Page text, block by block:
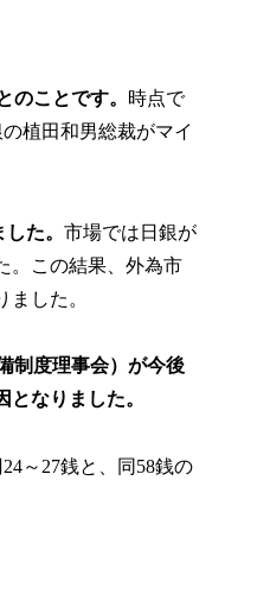
ことです。 時点で
植田和男総裁がマイ
た。 市場では日銀が
。この結果、外為市
した。
制度理事会）が今後
なりました。
～27銭と、同58銭の